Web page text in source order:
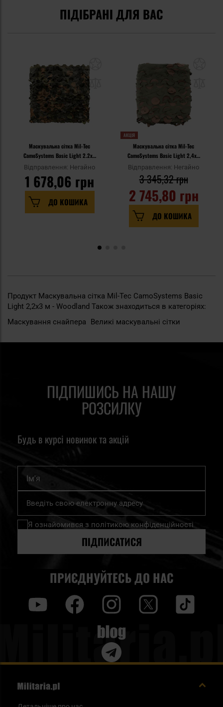
ПІДІБРАНІ ДЛЯ ВАС
Маскувальна сітка Mil-Tec
CamoSystems Basic Light 2.2x3
м - Flecktarn
Відправлення: Негайно
1 678,06 грн
ДО КОШИКА
АКЦІЯ
Маскувальна сітка Mil-Tec
CamoSystems Basic Light 2,4x6
м - Woodland
Відправлення: Негайно
2 745,80 грн
3 345,32 грн
ДО КОШИКА
Продукт Маскувальна сітка Mil-Tec CamoSystems Basic
Light 2,2x3 м - Woodland Також знаходиться в категоріях:
Маскування снайпера
Великі маскувальні сітки
ПІДПИШИСЬ НА НАШУ
РОЗСИЛКУ
Будь в курсі новинок та акцій
Підпишіться
нашу
розсилку
Я ознайомився з політикою конфіденційності
ПІДПИСАТИСЯ
ПРИЄДНУЙТЕСЬ ДО НАС
Blog